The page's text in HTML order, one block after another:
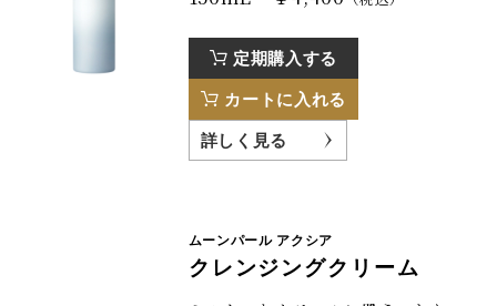
定期購入する
カートに入れる
詳しく見る
ムーンパール アクシア
クレンジングクリーム